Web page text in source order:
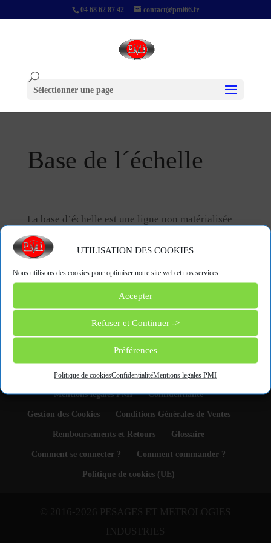
UTILISATION DES COOKIES
Nous utilisons des cookies pour optimiser notre site web et nos services.
Accepter
Refuser et Continuer ->
Préférences
Politique de cookiesConfidentialitéMentions legales PMI
04 68 62 87 42 contact@pmi66.fr
Sélectionner une page
Base de l´échelle
La base d’échelle est une ligne non matérialisée
reliant les milieux des
Catégories de produits
Mentions legales PMI Confidentialité
Gestion des Cookies Conditions Générales de Ventes
Remboursements et Retours Glossaire
Comment se connecter ? Comment commander ?
Politique de cookies (UE)